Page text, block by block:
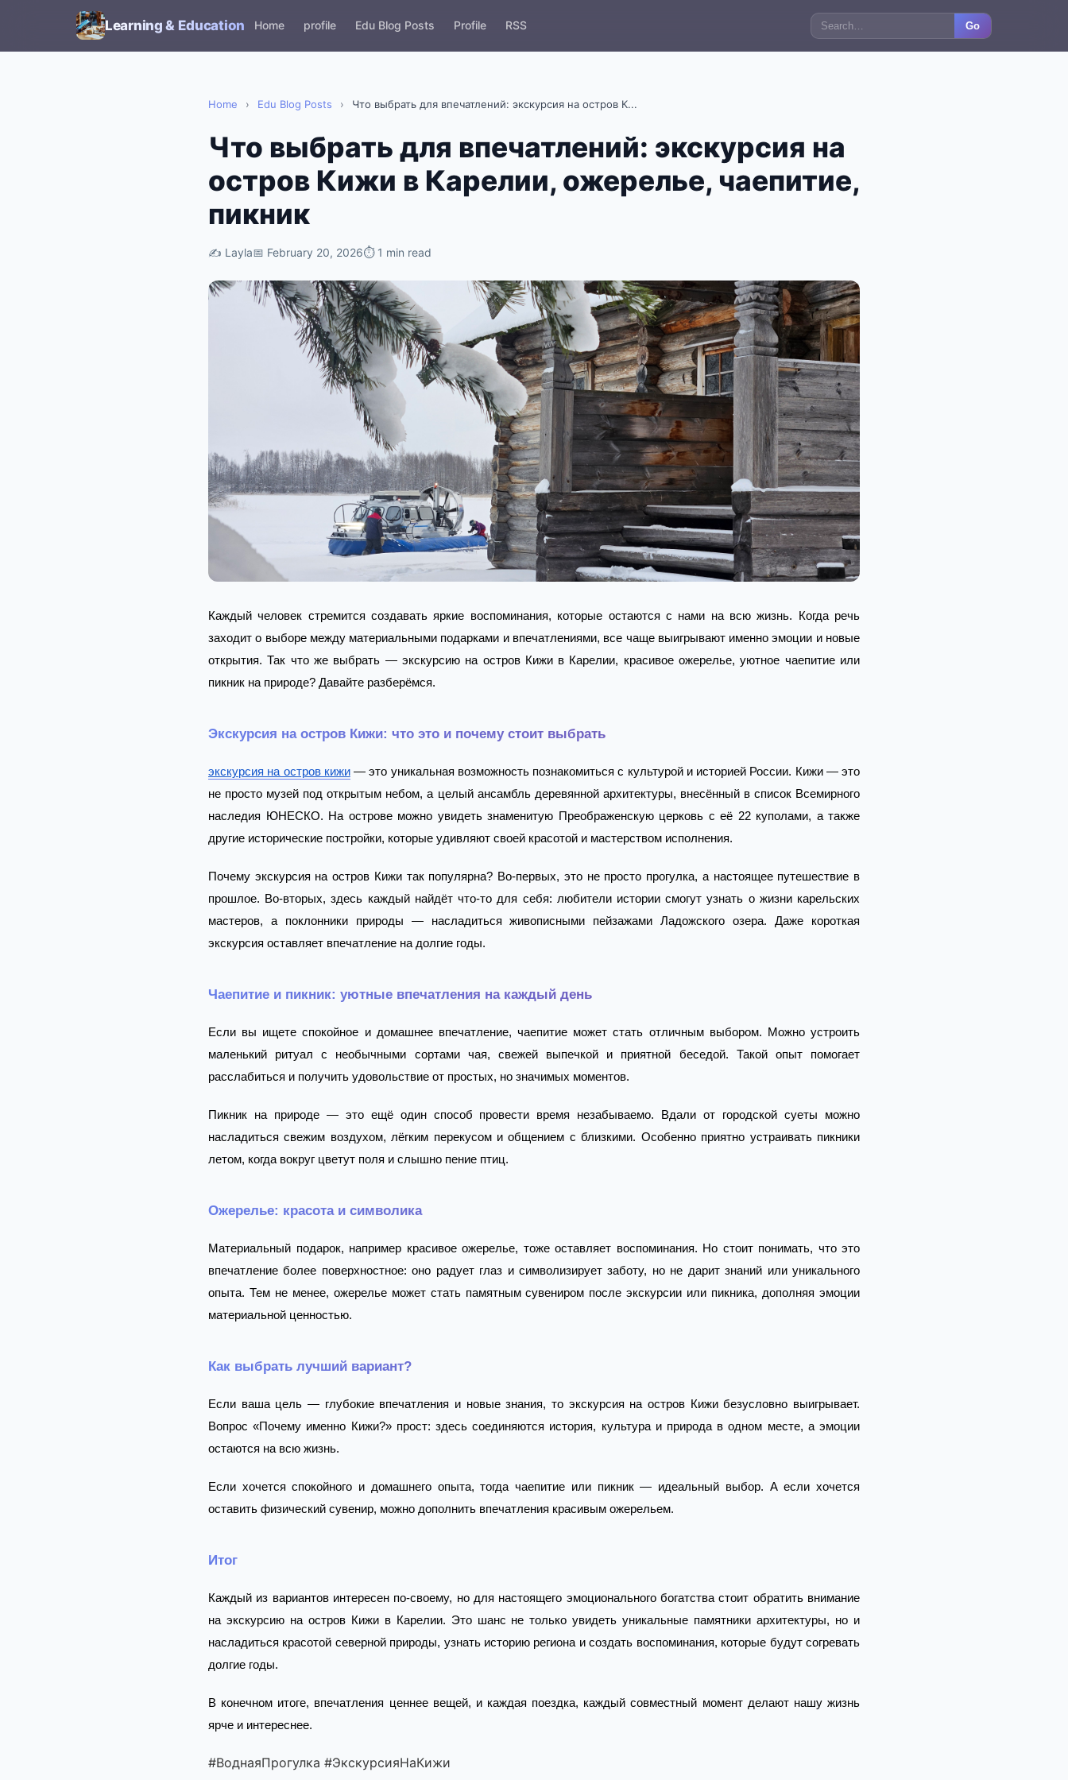
Learning & Education Home profile Edu Blog Posts Profile RSS Go
Home › Edu Blog Posts › Что выбрать для впечатлений: экскурсия на остров К...
Что выбрать для впечатлений: экскурсия на
остров Кижи в Карелии, ожерелье, чаепитие,
пикник
✍️ Layla📅 February 20, 2026⏱ 1 min read
Каждый человек стремится создавать яркие воспоминания, которые остаются с нами на всю жизнь. Когда речь
заходит о выборе между материальными подарками и впечатлениями, все чаще выигрывают именно эмоции и новые
открытия. Так что же выбрать — экскурсию на остров Кижи в Карелии, красивое ожерелье, уютное чаепитие или
пикник на природе? Давайте разберёмся.
Экскурсия на остров Кижи: что это и почему стоит выбрать
экскурсия на остров кижи— это уникальная возможность познакомиться с культурой и историей России. Кижи — это
не просто музей под открытым небом, а целый ансамбль деревянной архитектуры, внесённый в список Всемирного
наследия ЮНЕСКО. На острове можно увидеть знаменитую Преображенскую церковь с её 22 куполами, а также
другие исторические постройки, которые удивляют своей красотой и мастерством исполнения.
Почему экскурсия на остров Кижи так популярна? Во-первых, это не просто прогулка, а настоящее путешествие в
прошлое. Во-вторых, здесь каждый найдёт что-то для себя: любители истории смогут узнать о жизни карельских
мастеров, а поклонники природы — насладиться живописными пейзажами Ладожского озера. Даже короткая
экскурсия оставляет впечатление на долгие годы.
Чаепитие и пикник: уютные впечатления на каждый день
Если вы ищете спокойное и домашнее впечатление, чаепитие может стать отличным выбором. Можно устроить
маленький ритуал с необычными сортами чая, свежей выпечкой и приятной беседой. Такой опыт помогает
расслабиться и получить удовольствие от простых, но значимых моментов.
Пикник на природе — это ещё один способ провести время незабываемо. Вдали от городской суеты можно
насладиться свежим воздухом, лёгким перекусом и общением с близкими. Особенно приятно устраивать пикники
летом, когда вокруг цветут поля и слышно пение птиц.
Ожерелье: красота и символика
Материальный подарок, например красивое ожерелье, тоже оставляет воспоминания. Но стоит понимать, что это
впечатление более поверхностное: оно радует глаз и символизирует заботу, но не дарит знаний или уникального
опыта. Тем не менее, ожерелье может стать памятным сувениром после экскурсии или пикника, дополняя эмоции
материальной ценностью.
Как выбрать лучший вариант?
Если ваша цель — глубокие впечатления и новые знания, то экскурсия на остров Кижи безусловно выигрывает.
Вопрос «Почему именно Кижи?» прост: здесь соединяются история, культура и природа в одном месте, а эмоции
остаются на всю жизнь.
Если хочется спокойного и домашнего опыта, тогда чаепитие или пикник — идеальный выбор. А если хочется
оставить физический сувенир, можно дополнить впечатления красивым ожерельем.
Итог
Каждый из вариантов интересен по-своему, но для настоящего эмоционального богатства стоит обратить внимание
на экскурсию на остров Кижи в Карелии. Это шанс не только увидеть уникальные памятники архитектуры, но и
насладиться красотой северной природы, узнать историю региона и создать воспоминания, которые будут согревать
долгие годы.
В конечном итоге, впечатления ценнее вещей, и каждая поездка, каждый совместный момент делают нашу жизнь
ярче и интереснее.
#ВоднаяПрогулка #ЭкскурсияНаКижи